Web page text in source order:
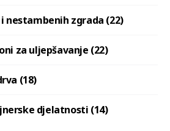
nestambenih zgrada (22)
za uljepšavanje (22)
(18)
djelatnosti (14)